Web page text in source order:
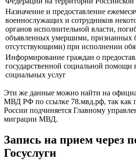
Назначение и предоставление
военнослужащих и сотрудников
органов исполнительной власти,
объявленных умершими, признанных
отсутствующими) при исполнении
Информирование граждан о
государственной социальной помощи
социальных услуг
Эти же данные можно найти на
МВД РФ по ссылке 78.мвд.рф, так как
России подчиняется Главному
миграции МВД.
Запись на прием через
Госуслуги